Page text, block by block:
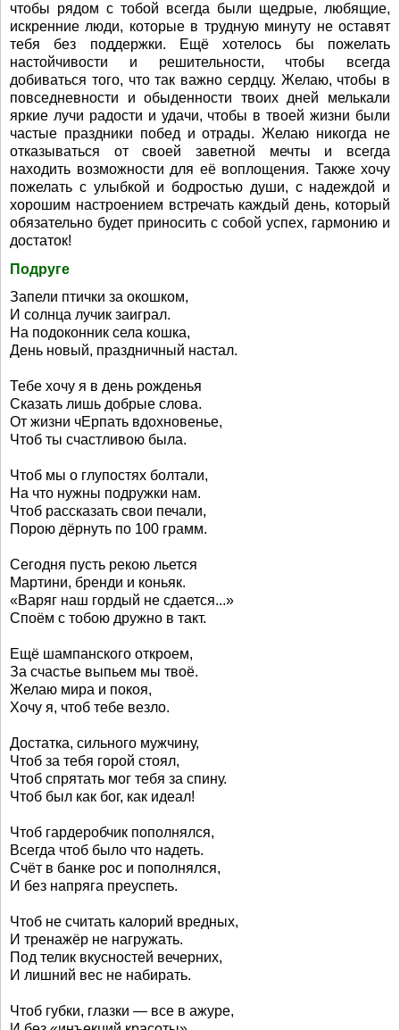
чтобы рядом с тобой всегда были щедрые, любящие,
искренние люди, которые в трудную минуту не оставят
тебя без поддержки. Ещё хотелось бы пожелать
настойчивости и решительности, чтобы всегда
добиваться того, что так важно сердцу. Желаю, чтобы в
повседневности и обыденности твоих дней мелькали
яркие лучи радости и удачи, чтобы в твоей жизни были
частые праздники побед и отрады. Желаю никогда не
отказываться от своей заветной мечты и всегда
находить возможности для её воплощения. Также хочу
пожелать с улыбкой и бодростью души, с надеждой и
хорошим настроением встречать каждый день, который
обязательно будет приносить с собой успех, гармонию и
достаток!
Подруге
Запели птички за окошком,
И солнца лучик заиграл.
На подоконник села кошка,
День новый, праздничный настал.
Тебе хочу я в день рожденья
Сказать лишь добрые слова.
От жизни чЕрпать вдохновенье,
Чтоб ты счастливою была.
Чтоб мы о глупостях болтали,
На что нужны подружки нам.
Чтоб рассказать свои печали,
Порою дёрнуть по 100 грамм.
Сегодня пусть рекою льется
Мартини, бренди и коньяк.
«Варяг наш гордый не сдается...»
Споём с тобою дружно в такт.
Ещё шампанского откроем,
За счастье выпьем мы твоё.
Желаю мира и покоя,
Хочу я, чтоб тебе везло.
Достатка, сильного мужчину,
Чтоб за тебя горой стоял,
Чтоб спрятать мог тебя за спину.
Чтоб был как бог, как идеал!
Чтоб гардеробчик пополнялся,
Всегда чтоб было что надеть.
Счёт в банке рос и пополнялся,
И без напряга преуспеть.
Чтоб не считать калорий вредных,
И тренажёр не нагружать.
Под телик вкусностей вечерних,
И лишний вес не набирать.
Чтоб губки, глазки — все в ажуре,